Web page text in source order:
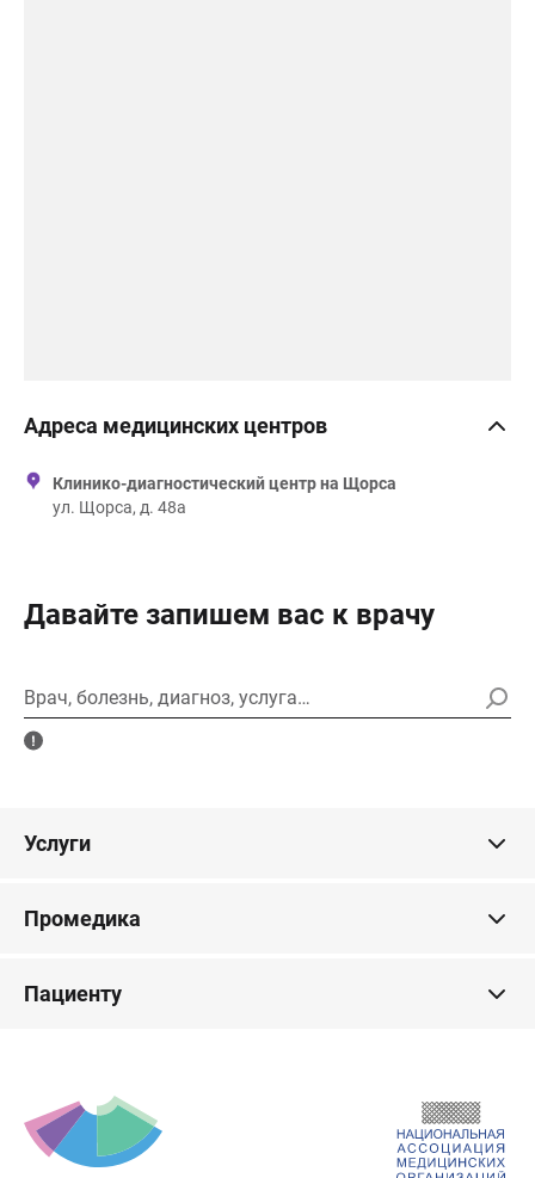
Адреса медицинских центров
Клинико-диагностический центр на Щорса
ул. Щорса, д. 48а
Давайте запишем вас к врачу
Врач, болезнь, диагноз, услуга…
Услуги
Промедика
Пациенту